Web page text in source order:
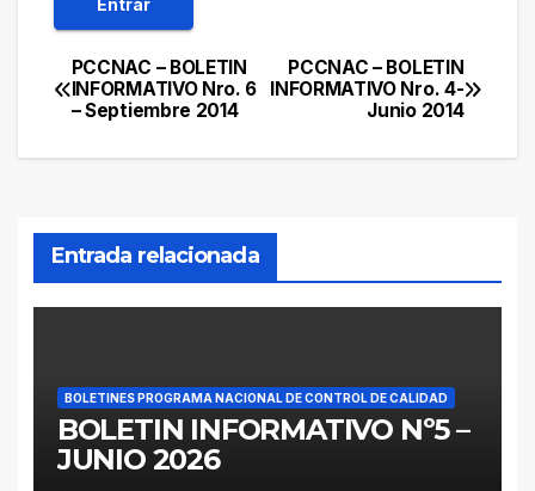
Navegación
de
PCCNAC – BOLETIN
INFORMATIVO Nro. 4-
Junio 2014
PCCNAC – BOLETIN
INFORMATIVO Nro. 6
– Septiembre 2014
Entrada relacionada
BOLETINES PROGRAMA NACIONAL DE CONTROL DE CALIDAD
BOLETIN INFORMATIVO Nº5 –
JUNIO 2026